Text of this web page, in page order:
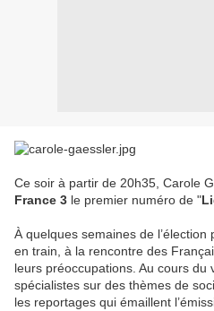
Ce soir à partir de 20h35, Carole
France 3 le premier numéro de "
À quelques semaines de l’élection
en train, à la rencontre des
leurs préoccupations. Au cours
spécialistes sur des thèmes de
les reportages qui émaillent